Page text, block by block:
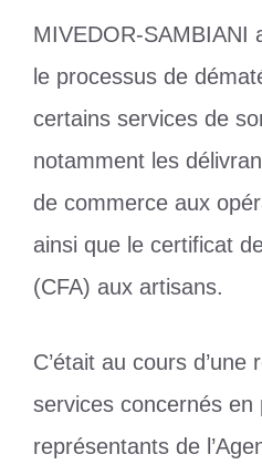
MIVEDOR-SAMBIANI
le processus de
certains services de
notamment les
de commerce aux
ainsi que le certificat
(CFA) aux artisans.
C’était au cours d’une
services concernés en
représentants de